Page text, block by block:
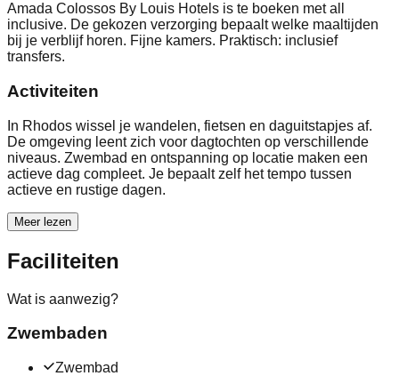
Amada Colossos By Louis Hotels is te boeken met all
inclusive. De gekozen verzorging bepaalt welke maaltijden
bij je verblijf horen. Fijne kamers. Praktisch: inclusief
transfers.
Activiteiten
In Rhodos wissel je wandelen, fietsen en daguitstapjes af.
De omgeving leent zich voor dagtochten op verschillende
niveaus. Zwembad en ontspanning op locatie maken een
actieve dag compleet. Je bepaalt zelf het tempo tussen
actieve en rustige dagen.
Meer lezen
Faciliteiten
Wat is aanwezig?
Zwembaden
Zwembad